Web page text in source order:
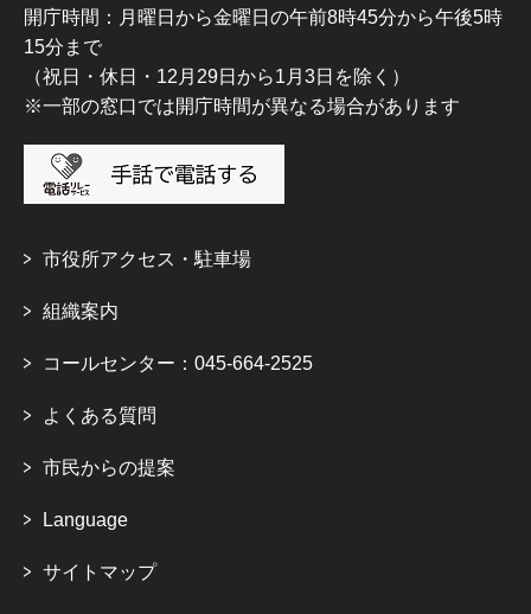
開庁時間：月曜日から金曜日の午前8時45分から午後5時
15分まで
（祝日・休日・12月29日から1月3日を除く）
※一部の窓口では開庁時間が異なる場合があります
市役所アクセス・駐車場
組織案内
コールセンター：045-664-2525
よくある質問
市民からの提案
Language
サイトマップ